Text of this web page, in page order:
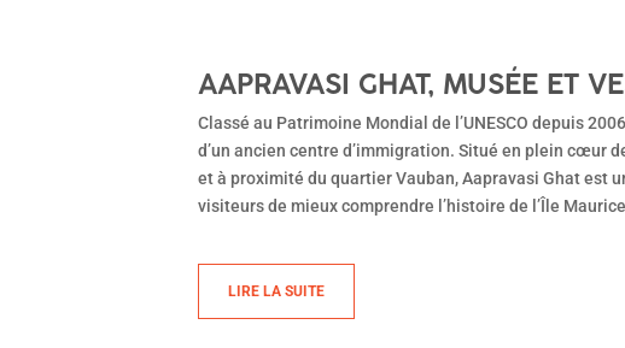
AAPRAVASI GHAT, MUSÉE ET
Classé au Patrimoine Mondial de l’UNESCO depuis
d’un ancien centre d’immigration. Situé en plein cœur
et à proximité du quartier Vauban, Aapravasi Ghat est
visiteurs de mieux comprendre l’histoire de l’Île
LIRE LA SUITE